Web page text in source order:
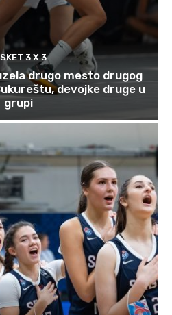
3 X 3
drugo mesto drugog
devojke druge u
grupi